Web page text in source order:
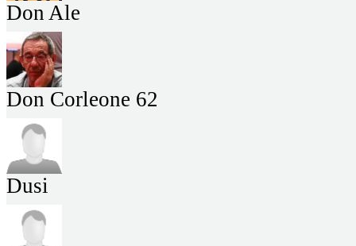
Don Ale
Don Corleone 62
Dusi